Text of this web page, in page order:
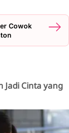
Cowok
Jadi Cinta yang